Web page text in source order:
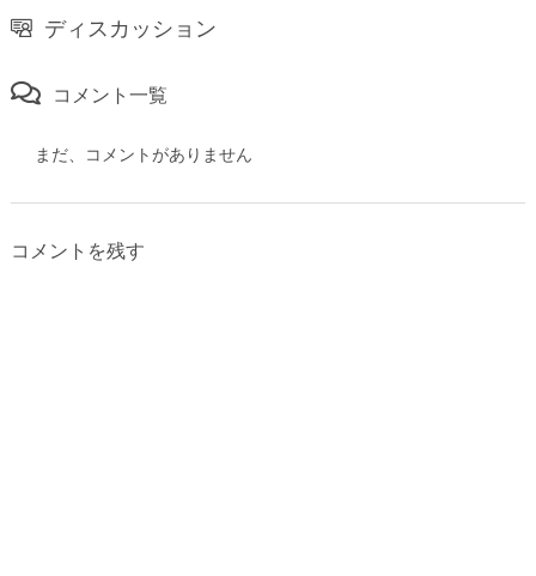
ディスカッション
コメント一覧
まだ、コメントがありません
コメントを残す